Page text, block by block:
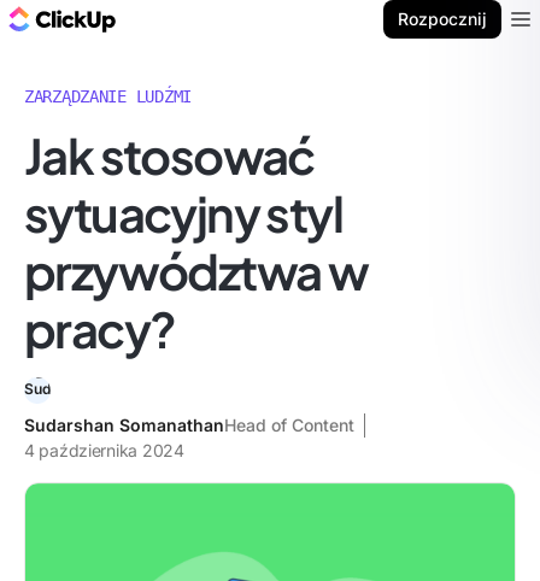
Rozpocznij
ZARZĄDZANIE LUDŹMI
Jak stosować
sytuacyjny styl
przywództwa w
pracy?
Sudarshan SomanathanHead of Content
4 października 2024